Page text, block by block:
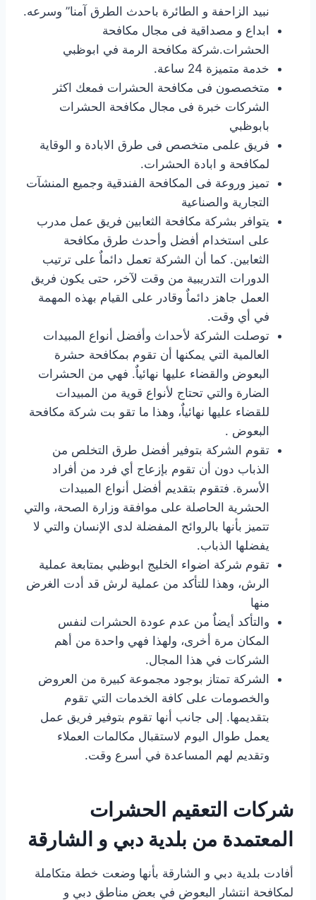
نبيد الزاحفة و الطائرة باحدث الطرق آمنا” وسرعه.
ابداع و مصداقية فى مجال مكافحة
الحشرات.شركة مكافحة الرمة في ابوظبي
خدمة متميزة 24 ساعة.
متخصصون فى مكافحة الحشرات فمعك اكثر
الشركات خبرة فى مجال مكافحة الحشرات
بابوظبي
فريق علمى متخصص فى طرق الابادة و الوقاية
لمكافحة و ابادة الحشرات.
تميز وروعة فى المكافحة الفندقية وجميع المنشآت
التجارية والصناعية
يتوافر بشركة مكافحة الثعابين فريق عمل مدرب
على استخدام أفضل وأحدث طرق مكافحة
الثعابين. كما أن الشركة تعمل دائماٌ على ترتيب
الدورات التدريبية من وقت لآخر، حتى يكون فريق
العمل جاهز دائماٌ وقادر على القيام بهذه المهمة
في أي وقت.
توصلت الشركة لأحداث وأفضل أنواع المبيدات
العالمية التي يمكنها أن تقوم بمكافحة حشرة
البعوض والقضاء عليها نهائياٌ. فهي من الحشرات
الضارة والتي تحتاج لأنواع قوية من المبيدات
للقضاء عليها نهائياٌ، وهذا ما تقو بت شركة مكافحة
البعوض .
تقوم الشركة بتوفير أفضل طرق التخلص من
الذباب دون أن تقوم بإزعاج أي فرد من أفراد
الأسرة. فتقوم بتقديم أفضل أنواع المبيدات
الحشرية الحاصلة على موافقة وزارة الصحة، والتي
تتميز بأنها بالروائح المفضلة لدى الإنسان والتي لا
يفضلها الذباب.
تقوم شركة اضواء الخليج ابوظبي بمتابعة عملية
الرش، وهذا للتأكد من عملية لرش قد أدت الغرض
منها
والتأكد أيضاٌ من عدم عودة الحشرات لنفس
المكان مرة أخرى، ولهذا فهي واحدة من أهم
الشركات في هذا المجال.
الشركة تمتاز بوجود مجموعة كبيرة من العروض
والخصومات على كافة الخدمات التي تقوم
بتقديمها. إلى جانب أنها تقوم بتوفير فريق عمل
يعمل طوال اليوم لاستقبال مكالمات العملاء
وتقديم لهم المساعدة في أسرع وقت.
شركات التعقيم الحشرات
المعتمدة من بلدية دبي و الشارقة
أفادت بلدية دبي و الشارقة بأنها وضعت خطة متكاملة
لمكافحة انتشار البعوض في بعض مناطق دبي و